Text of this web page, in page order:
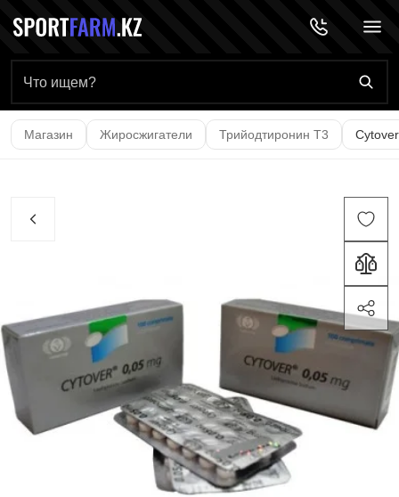
Главная страница
Магазин Жиросжигатели Трийодтиронин Т3